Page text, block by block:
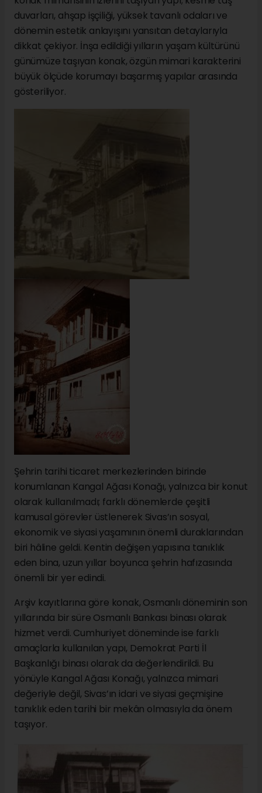
duvarları, ahşap işçiliği, yüksek tavanlı odaları ve
dönemin estetik anlayışını yansıtan detaylarıyla
dikkat çekiyor. İnşa edildiği yılların yaşam kültürünü
günümüze taşıyan konak, özgün mimari karakterini
büyük ölçüde korumayı başarmış yapılar arasında
gösteriliyor.
Şehrin tarihi ticaret merkezlerinden birinde
konumlanan Kangal Ağası Konağı, yalnızca bir konut
olarak kullanılmadı; farklı dönemlerde çeşitli
kamusal görevler üstlenerek Sivas’ın sosyal,
ekonomik ve siyasi yaşamının önemli duraklarından
biri hâline geldi. Kentin değişen yapısına tanıklık
eden bina, uzun yıllar boyunca şehrin hafızasında
önemli bir yer edindi.
Arşiv kayıtlarına göre konak, Osmanlı döneminin son
yıllarında bir süre Osmanlı Bankası binası olarak
hizmet verdi. Cumhuriyet döneminde ise farklı
amaçlarla kullanılan yapı, Demokrat Parti İl
Başkanlığı binası olarak da değerlendirildi. Bu
yönüyle Kangal Ağası Konağı, yalnızca mimari
değeriyle değil, Sivas’ın idari ve siyasi geçmişine
tanıklık eden tarihi bir mekân olmasıyla da önem
taşıyor.